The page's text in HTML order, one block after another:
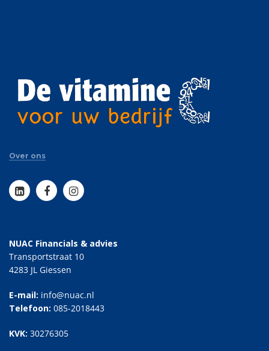
Over ons
NUAC Financials & advies
Transportstraat 10
4283 JL Giessen
E-mail: info@nuac.nl
Telefoon: 085-2018443
KVK: 30276305